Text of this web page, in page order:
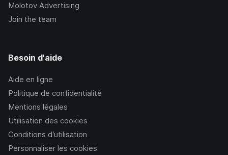
Molotov Advertising
Join the team
Besoin d'aide
Aide en ligne
Politique de confidentialité
Mentions légales
Utilisation des cookies
Conditions d’utilisation
Personnaliser les cookies